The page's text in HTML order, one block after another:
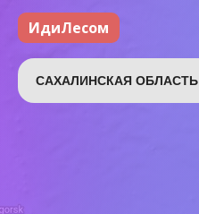
ИдиЛесом
САХАЛИНСКАЯ ОБЛАСТЬ